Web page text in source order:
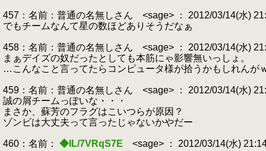
457：名前：普通の名無しさん <sage> ： 2012/03/14(水)
でもチームなんて星の数ほどありそうだなぁ
458：名前：普通の名無しさん <sage> ： 2012/03/14(水)
まぁデイズの奴だったとしても本筋にゃ影響無いっしょ。
…こんなこと言ってたらコンピュータ様が拾うかもしれんが
459：名前：普通の名無しさん <sage> ： 2012/03/14(水)
誠の屑チームっぽいな・・・
まさか、蘇芳のフラグはこいつらが原因？
ゾンビは大丈夫って言ったじゃないかやだー
460：名前： ◆IL/7VRqS7E <sage> ： 2012/03/14(水)